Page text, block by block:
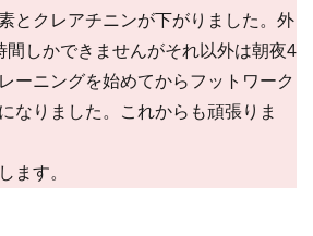
とクレアチニンが下がりました。外
間しかできませんがそれ以外は朝夜4
ーニングを始めてからフットワーク
なりました。これからも頑張りま
ます。